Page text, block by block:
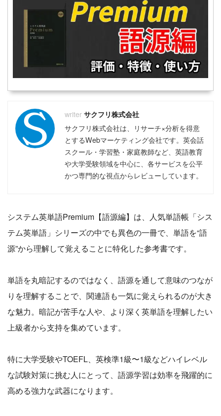
サクフリ株式会社
サクフリ株式会社は、リサーチ×分析を得意
とするWebマーケティング会社です。英会話
スクール・学習塾・家庭教師など、英語教育
や大学受験領域を中心に、各サービスを公平
かつ専門的な視点からレビューしています。
システム英単語Premium【語源編】は、人気単語帳「シス
テム英単語」シリーズの中でも異色の一冊で、単語を“語
源”から理解して覚えることに特化した参考書です。
単語を丸暗記するのではなく、語源を通して意味のつなが
りを理解することで、関連語も一気に覚えられるのが大き
な魅力。暗記が苦手な人や、より深く英単語を理解したい
上級者から支持を集めています。
特に大学受験やTOEFL、英検準1級〜1級などハイレベル
な試験対策に挑む人にとって、語源学習は効率を飛躍的に
高める強力な武器になります。